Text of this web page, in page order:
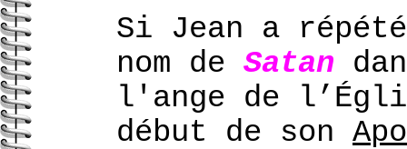
Si Jean a
nom de Satan
l'ange de
début de son